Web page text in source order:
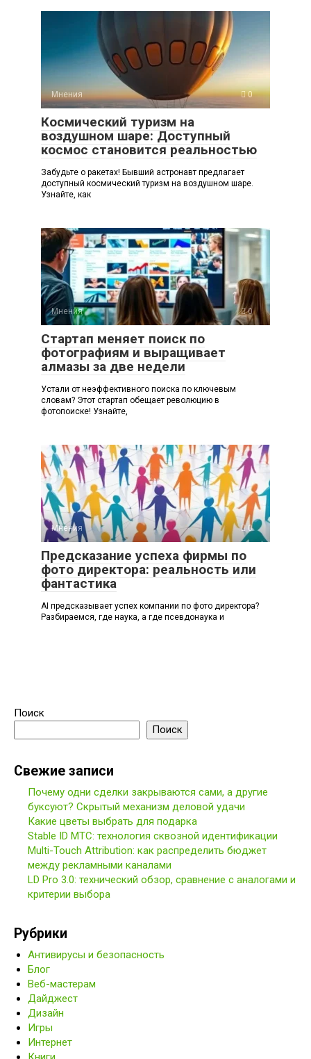
Мнения 0
Космический туризм на
воздушном шаре: Доступный
космос становится реальностью
Забудьте о ракетах! Бывший астронавт предлагает
доступный космический туризм на воздушном шаре.
Узнайте, как
Мнения 0
Стартап меняет поиск по
фотографиям и выращивает
алмазы за две недели
Устали от неэффективного поиска по ключевым
словам? Этот стартап обещает революцию в
фотопоиске! Узнайте,
Мнения 0
Предсказание успеха фирмы по
фото директора: реальность или
фантастика
AI предсказывает успех компании по фото директора?
Разбираемся, где наука, а где псевдонаука и
Поиск
Поиск
Свежие записи
Почему одни сделки закрываются сами, а другие
буксуют? Скрытый механизм деловой удачи
Какие цветы выбрать для подарка
Stable ID МТС: технология сквозной идентификации
Multi-Touch Attribution: как распределить бюджет
между рекламными каналами
LD Pro 3.0: технический обзор, сравнение с аналогами и
критерии выбора
Рубрики
Антивирусы и безопасность
Блог
Веб-мастерам
Дайджест
Дизайн
Игры
Интернет